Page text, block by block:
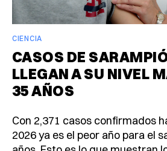
CIENCIA
CASOS DE
LLEGAN A SU NIVEL
35 AÑOS
Con 2,371 casos confirmados
2026 ya es el peor año para el